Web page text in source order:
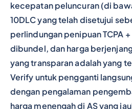
kecepatan peluncuran (di
10DLC yang telah disetujui
perlindungan penipuan TCPA
dibundel, dan harga
yang transparan adalah yang
Verify untuk pengganti
dengan pengalaman
harga menengah di AS yang